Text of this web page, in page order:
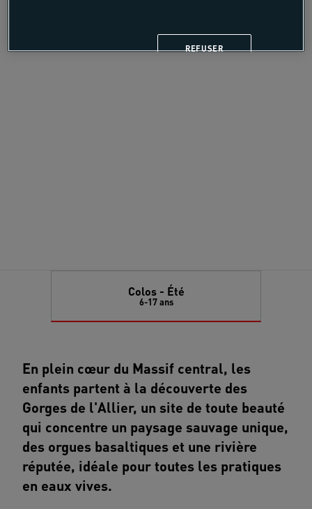
LES SPOTS
Colos - Été
6-17 ans
En plein cœur du Massif central, les
enfants partent à la découverte des
Gorges de l'Allier, un site de toute beauté
qui concentre un paysage sauvage unique,
des orgues basaltiques et une rivière
réputée, idéale pour toutes les pratiques
en eaux vives.
REFUSER